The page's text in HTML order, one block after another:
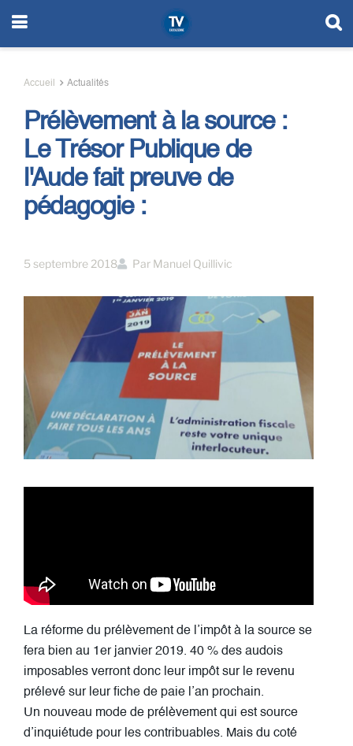
Accueil Actualités
Prélèvement à la source :
Le Trésor Publique de
l'Aude fait preuve de
pédagogie :
5 septembre 2018 Par Manuel Quillivic
La réforme du prélèvement de l’impôt à la source se
fera bien au 1er janvier 2019. 40 % des audois
imposables verront donc leur impôt sur le revenu
prélevé sur leur fiche de paie l’an prochain.
Un nouveau mode de prélèvement qui est source
d’inquiétude pour les contribuables. Mais du coté